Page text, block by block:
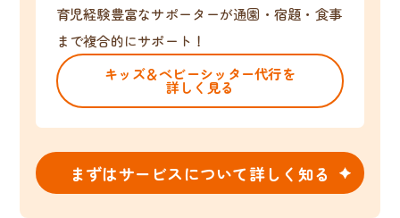
育児経験豊富なサポーターが通園・宿題・食事
まで複合的にサポート！
キッズ＆ベビーシッター代行を
詳しく見る
まずはサービスについて詳しく知る